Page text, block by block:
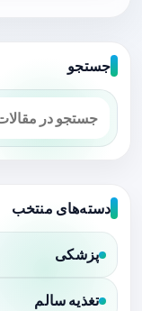
جستجو
دسته‌های منتخب
پزشکی
تغذیه سالم